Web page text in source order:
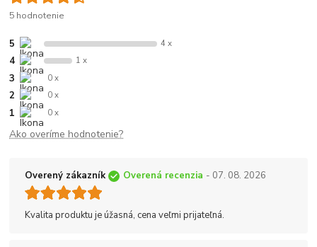
5 hodnotenie
5 4 x
4 1 x
3 0 x
2 0 x
1 0 x
Ako overíme hodnotenie?
Overený zákazník Overená recenzia - 07. 08. 2026
Kvalita produktu je úžasná, cena veľmi prijateľná.